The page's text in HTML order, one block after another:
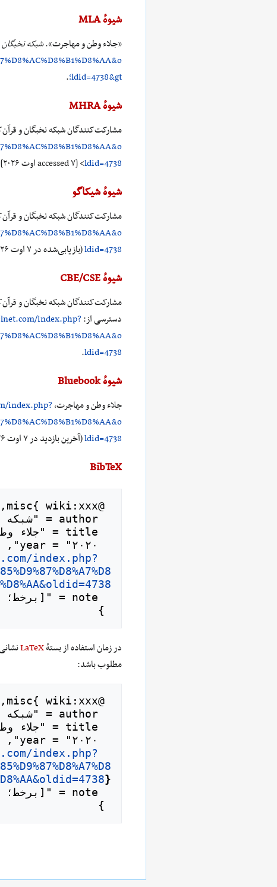
شیوهٔ MLA
«جلاء وطن و مهاجرت».شبکه نخبگان
ldid=4738&gt؛.
شیوهٔ MHRA
مشارکت‌کنندگان شبکه نخبگان و
ldid=4738> [accessed ۷ اوت ۲۰۲۶]
شیوهٔ شیکاگو
مشارکت‌کنندگان شبکه نخبگان و
ldid=4738(بازیابی‌شده در ۷ اوت ۲۰۲۶).
شیوهٔ CBE/CSE
دسترسی از:index.php?
ldid=4738
.
شیوهٔ Bluebook
جلاء وطن و مهاجرت،index.php?
ldid=4738(آخرین بازدید در ۷ اوت ۲۰۲۶).
BibTeX
index.php?
در زمان استفاده از بستهٔLaTeX
مطلوب باشد:
index.php?
}